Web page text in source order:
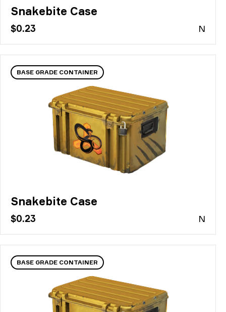
Snakebite Case
$0.23 N
BASE GRADE CONTAINER
Snakebite Case
$0.23 N
BASE GRADE CONTAINER